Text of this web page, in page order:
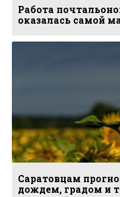
Работа
оказалась самой
Саратовцам
дождем, градом и